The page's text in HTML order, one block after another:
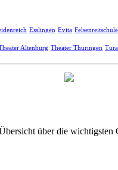
Esslingen Evita Felsenreitschule
Altenburg Theater Thüringen
über die